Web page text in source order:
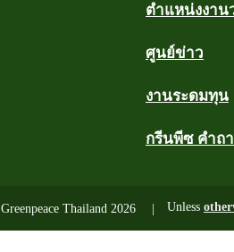
ตำแหน่งงาน
ศูนย์ข่าว
งานระดมทุน
กรีนพีซ คำถ
Greenpeace Thailand 2026 Unless